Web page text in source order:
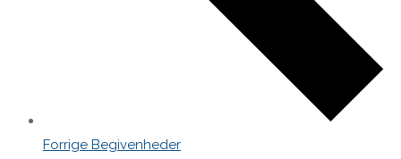
Forrige Begivenheder